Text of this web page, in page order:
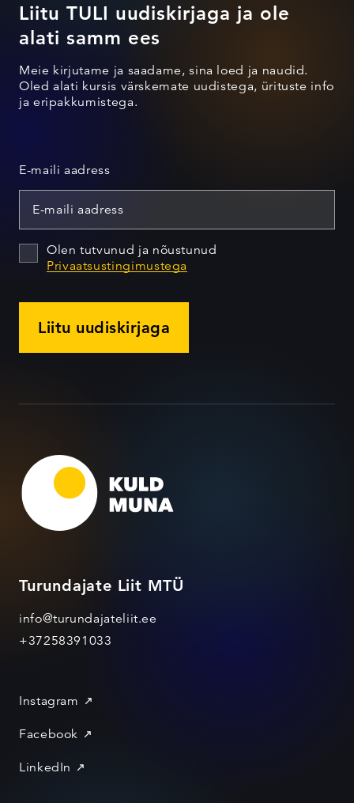
Liitu TULI uudiskirjaga ja ole
alati samm ees
Meie kirjutame ja saadame, sina loed ja naudid.
Oled alati kursis värskemate uudistega, ürituste info
ja eripakkumistega.
E-maili aadress
Olen tutvunud ja nõustunud
Privaatsustingimustega
Liitu uudiskirjaga
Turundajate Liit MTÜ
info@turundajateliit.ee
+37258391033
Instagram
Facebook
LinkedIn